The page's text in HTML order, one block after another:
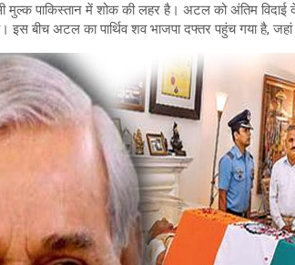
मुल्क पाकिस्तान में शोक की लहर है। अटल को अंतिम
इस बीच अटल का पार्थिव शव भाजपा दफ्तर पहुंच गया है,